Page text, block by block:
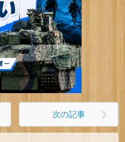
次の記事